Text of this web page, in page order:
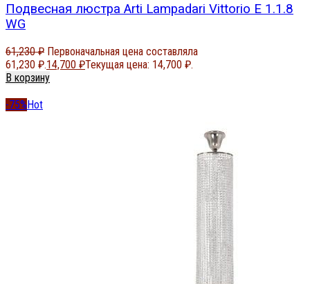
Подвесная люстра Arti Lampadari Vittorio E 1.1.8
WG
61,230₽ Первоначальная цена составляла
61,230 ₽.14,700 ₽Текущая цена: 14,700 ₽.
В корзину
-75%Hot